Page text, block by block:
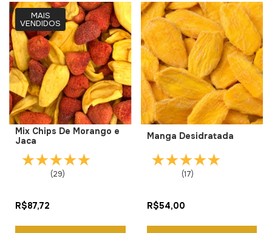
MAIS
VENDIDOS
Mix Chips De Morango e
Jaca
(29)
R$87,72
Manga Desidratada
(17)
R$54,00